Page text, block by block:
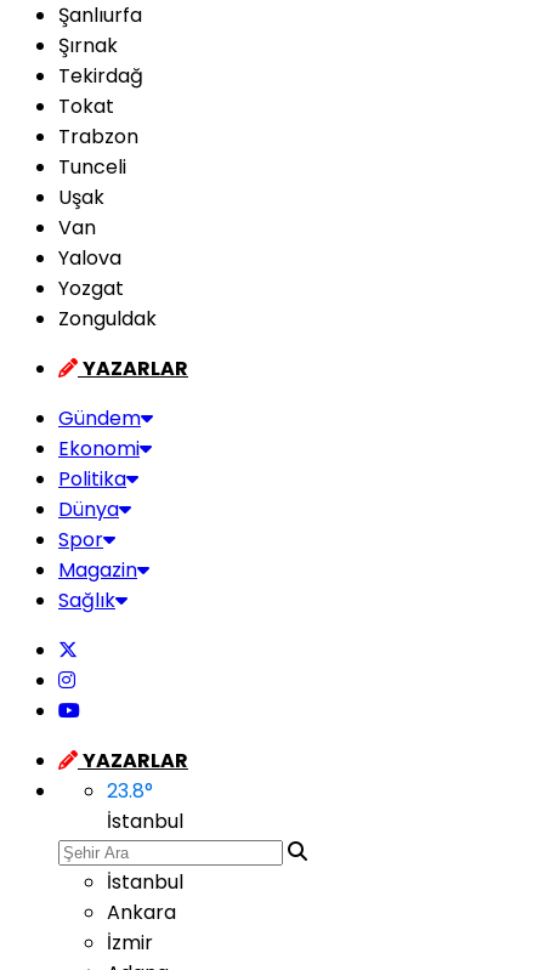
Şanlıurfa
Şırnak
Tekirdağ
Tokat
Trabzon
Tunceli
Uşak
Van
Yalova
Yozgat
Zonguldak
YAZARLAR
Gündem
Ekonomi
Politika
Dünya
Spor
Magazin
Sağlık
YAZARLAR
23.8°
İstanbul
İstanbul
Ankara
İzmir